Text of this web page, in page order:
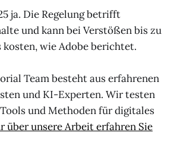
ja. Die Regelung betrifft
und kann bei Verstößen bis zu
kosten, wie Adobe berichtet.
Team besteht aus erfahrenen
und KI-Experten. Wir testen
und Methoden für digitales
über unsere Arbeit erfahren Sie